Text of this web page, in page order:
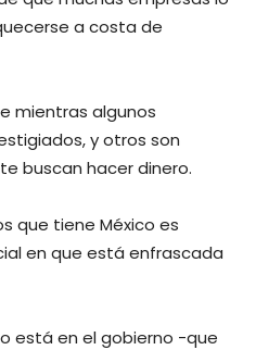
a costa de
mientras algunos
y otros son
buscan hacer dinero.
que tiene México es
en que está enfrascada
está en el gobierno -que